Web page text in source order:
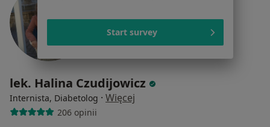
lek. Halina Czudijowicz
Internista, Diabetolog · Więcej
206 opinii
Start survey